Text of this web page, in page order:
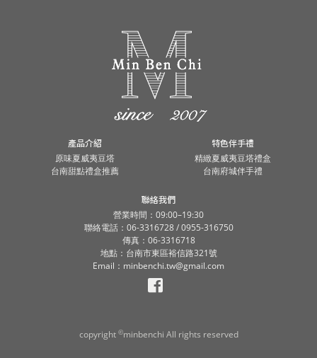
產品介紹
原味夏威夷豆塔
台南甜點禮盒推薦
特色伴手禮
精緻夏威夷豆塔禮盒
台南府城伴手禮
聯絡我們
營業時間：09:00–19:30
聯絡電話：06-3316728 / 0955-316750
傳真：06-3316718
地點：台南市東區裕信路321號
Email：minbenchi.tw@gmail.com
copyright ©minbenchi All rights reserved